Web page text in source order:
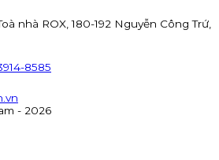
nhà ROX, 180-192 Nguyễn Công Trứ,
8585
- 2026